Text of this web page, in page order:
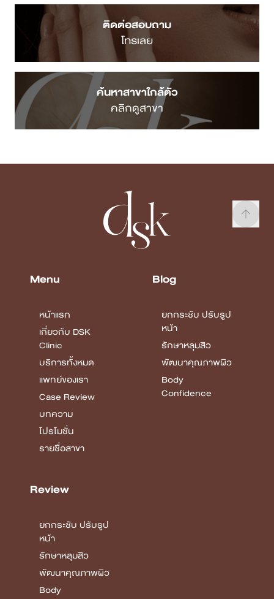
ติดต่อสอบถาม
โทรเลย
ค้นหาสาขาใกล้ตัว
คลิกดูสาขา
Menu
หน้าแรก
เกี่ยวกับ DSK
Clinic
บริการทั้งหมด
แพทย์ของเรา
Case Review
บทความ
โปรโมชั่น
รายชื่อสาขา
Blog
ยกกระชับ ปรับรูป
หน้า
รักษาหลุมสิว
พัฒนาคุณภาพผิว
Body
Confidence
Review
ยกกระชับ ปรับรูป
หน้า
รักษาหลุมสิว
พัฒนาคุณภาพผิว
Body